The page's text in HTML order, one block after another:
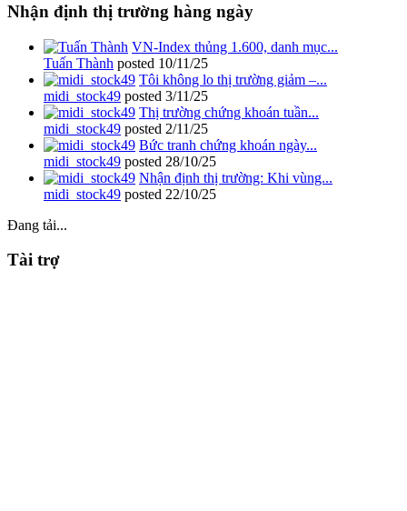
Nhận định thị trường hàng ngày
VN-Index thủng 1.600, danh mục...
Tuấn Thành posted 10/11/25
Tôi không lo thị trường giảm –...
midi_stock49 posted 3/11/25
Thị trường chứng khoán tuần...
midi_stock49 posted 2/11/25
Bức tranh chứng khoán ngày...
midi_stock49 posted 28/10/25
Nhận định thị trường: Khi vùng...
midi_stock49 posted 22/10/25
Đang tải...
Tài trợ